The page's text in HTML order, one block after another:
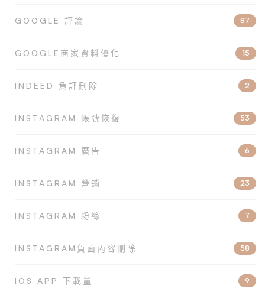
GOOGLE 評論 87
GOOGLE商家資料優化 15
INDEED 負評刪除 2
INSTAGRAM 帳號恢復 53
INSTAGRAM 廣告 6
INSTAGRAM 營銷 23
INSTAGRAM 粉絲 7
INSTAGRAM負面內容刪除 58
IOS APP 下載量 9